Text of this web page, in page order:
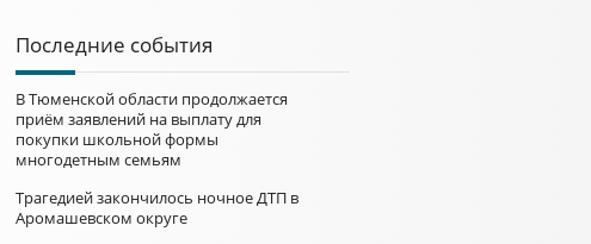
Последние события
В Тюменской области продолжается
приём заявлений на выплату для
покупки школьной формы
многодетным семьям
Трагедией закончилось ночное ДТП в
Аромашевском округе